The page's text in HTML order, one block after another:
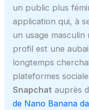
un public plus
application qui, à
un usage masculin
profil est une
longtemps
plateformes
Snapchat auprès
de Nano Banana